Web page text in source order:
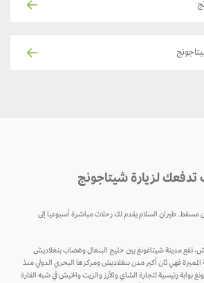
لزيارة شيتاجونج
طيران السلام يقدم لك رحلات مباشرة أسبوعيا إلى
تقع مدينة شيتاغونغ بين خليج البنغال وهضاب بنغلاديش
فهي ثان أكبر مدن بنغلاديش ومركزها البحري الدولي منذ
رئيسية لتجارة الشاي والأرز والزيت والخيش في شبه القارة